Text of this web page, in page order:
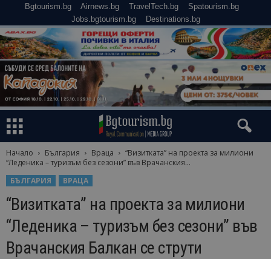
Bgtourism.bg Airnews.bg TravelTech.bg
Spatourism.bg
Jobs.bgtourism.bg
Destinations.bg
Начало България Враца
“Визитката” на проекта за милиони
“Леденика – туризъм без сезони” във Врачанския...
БЪЛГАРИЯ
ВРАЦА
“Визитката” на проекта за милиони
“Леденика – туризъм без сезони” във
Врачанския Балкан се струти